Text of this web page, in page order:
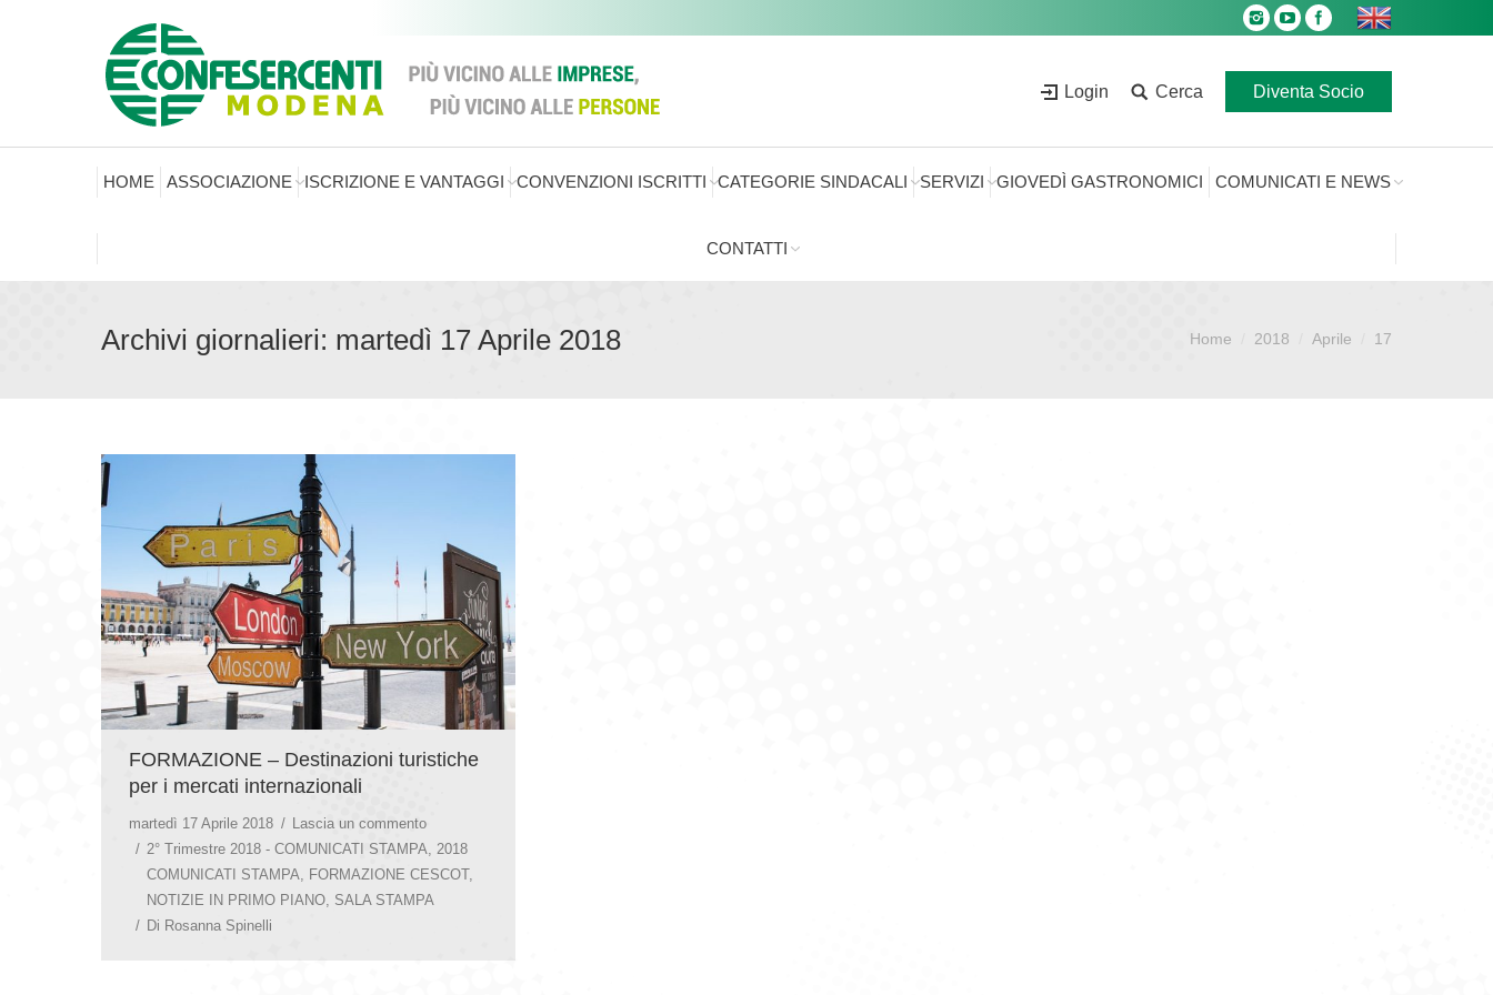
Login Cerca Diventa Socio
HOME ASSOCIAZIONE ISCRIZIONE E VANTAGGI CONVENZIONI ISCRITTI CATEGORIE SINDACALI SERVIZI GIOVEDÌ GASTRONOMICI COMUNICATI E NEWS
CONTATTI
Archivi giornalieri: martedì 17 Aprile 2018 Home 2018 Aprile 17
FORMAZIONE – Destinazioni turistiche
per i mercati internazionali
martedì 17 Aprile 2018
Lascia un commento
2° Trimestre 2018 - COMUNICATI STAMPA, 2018
COMUNICATI STAMPA, FORMAZIONE CESCOT,
NOTIZIE IN PRIMO PIANO, SALA STAMPA
Di Rosanna Spinelli